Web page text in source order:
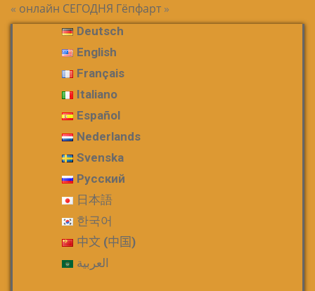
« онлайн СЕГОДНЯ Гёпфарт »
Deutsch
English
Français
Italiano
Español
Nederlands
Svenska
Русский
日本語
한국어
中文 (中国)
العربية